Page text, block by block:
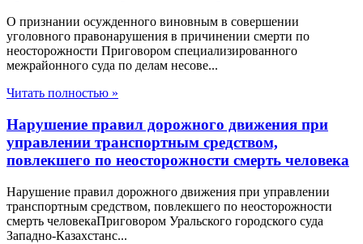
О признании осужденного виновным в совершении
уголовного правонарушения в причинении смерти по
неосторожности Приговором специализированного
межрайонного суда по делам несове...
Читать полностью »
Нарушение правил дорожного движения при
управлении транспортным средством,
повлекшего по неосторожности смерть человека
Нарушение правил дорожного движения при управлении
транспортным средством, повлекшего по неосторожности
смерть человекаПриговором Уральского городского суда
Западно-Казахстанс...